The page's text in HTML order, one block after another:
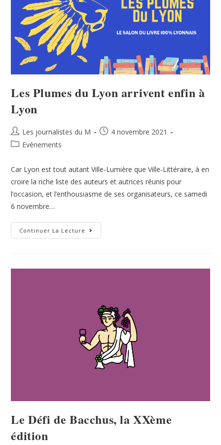
Les Plumes du Lyon arrivent enfin à
Lyon
Les journalistes du M
4 novembre 2021
Evénements
Car Lyon est tout autant Ville-Lumière que Ville-Littéraire, à en
croire la riche liste des auteurs et autrices réunis pour
l’occasion, et l’enthousiasme de ses organisateurs, ce samedi
6 novembre…
Continuer La Lecture
Le Défi de Bacchus, la XXème
édition